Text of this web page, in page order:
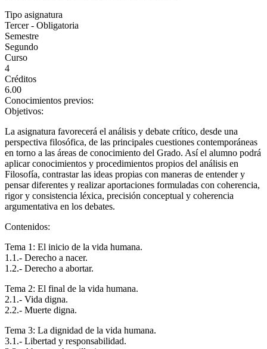
Tipo asignatura
Tercer - Obligatoria
Semestre
Segundo
Curso
4
Créditos
6.00
Conocimientos previos:
Objetivos:
La asignatura favorecerá el análisis y debate crítico, desde una
perspectiva filosófica, de las principales cuestiones contemporáneas
en torno a las áreas de conocimiento del Grado. Así el alumno podrá
aplicar conocimientos y procedimientos propios del análisis en
Filosofía, contrastar las ideas propias con maneras de entender y
pensar diferentes y realizar aportaciones formuladas con coherencia,
rigor y consistencia léxica, precisión conceptual y coherencia
argumentativa en los debates.
Contenidos:
Tema 1: El inicio de la vida humana.
1.1.- Derecho a nacer.
1.2.- Derecho a abortar.
Tema 2: El final de la vida humana.
2.1.- Vida digna.
2.2.- Muerte digna.
Tema 3: La dignidad de la vida humana.
3.1.- Libertad y responsabilidad.